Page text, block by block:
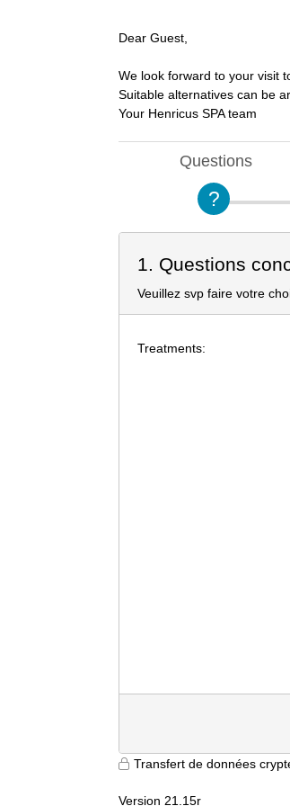
Dear Guest,
We look forward to your visit
Suitable alternatives can be
Your Henricus SPA team
Questions
1. Questions
Veuillez svp faire votre
Treatments:
Transfert de données
Version 21.15r